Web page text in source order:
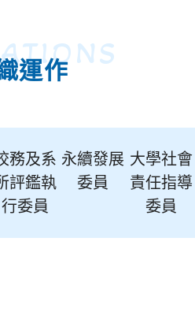
運作
務及系
評鑑執
行委員
永續發展
委員
大學社會
責任指導
委員